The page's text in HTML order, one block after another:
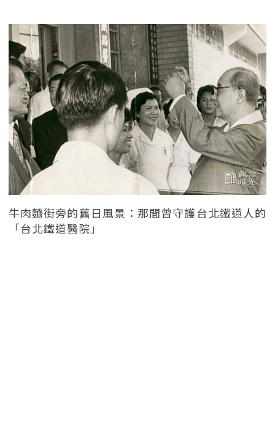
牛肉麵街旁的舊日風景：那間曾守護台北鐵道人的
「台北鐵道醫院」